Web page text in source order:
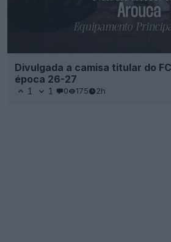
Divulgada a camisa titular do
época 26-27
1 1 0 175 2h